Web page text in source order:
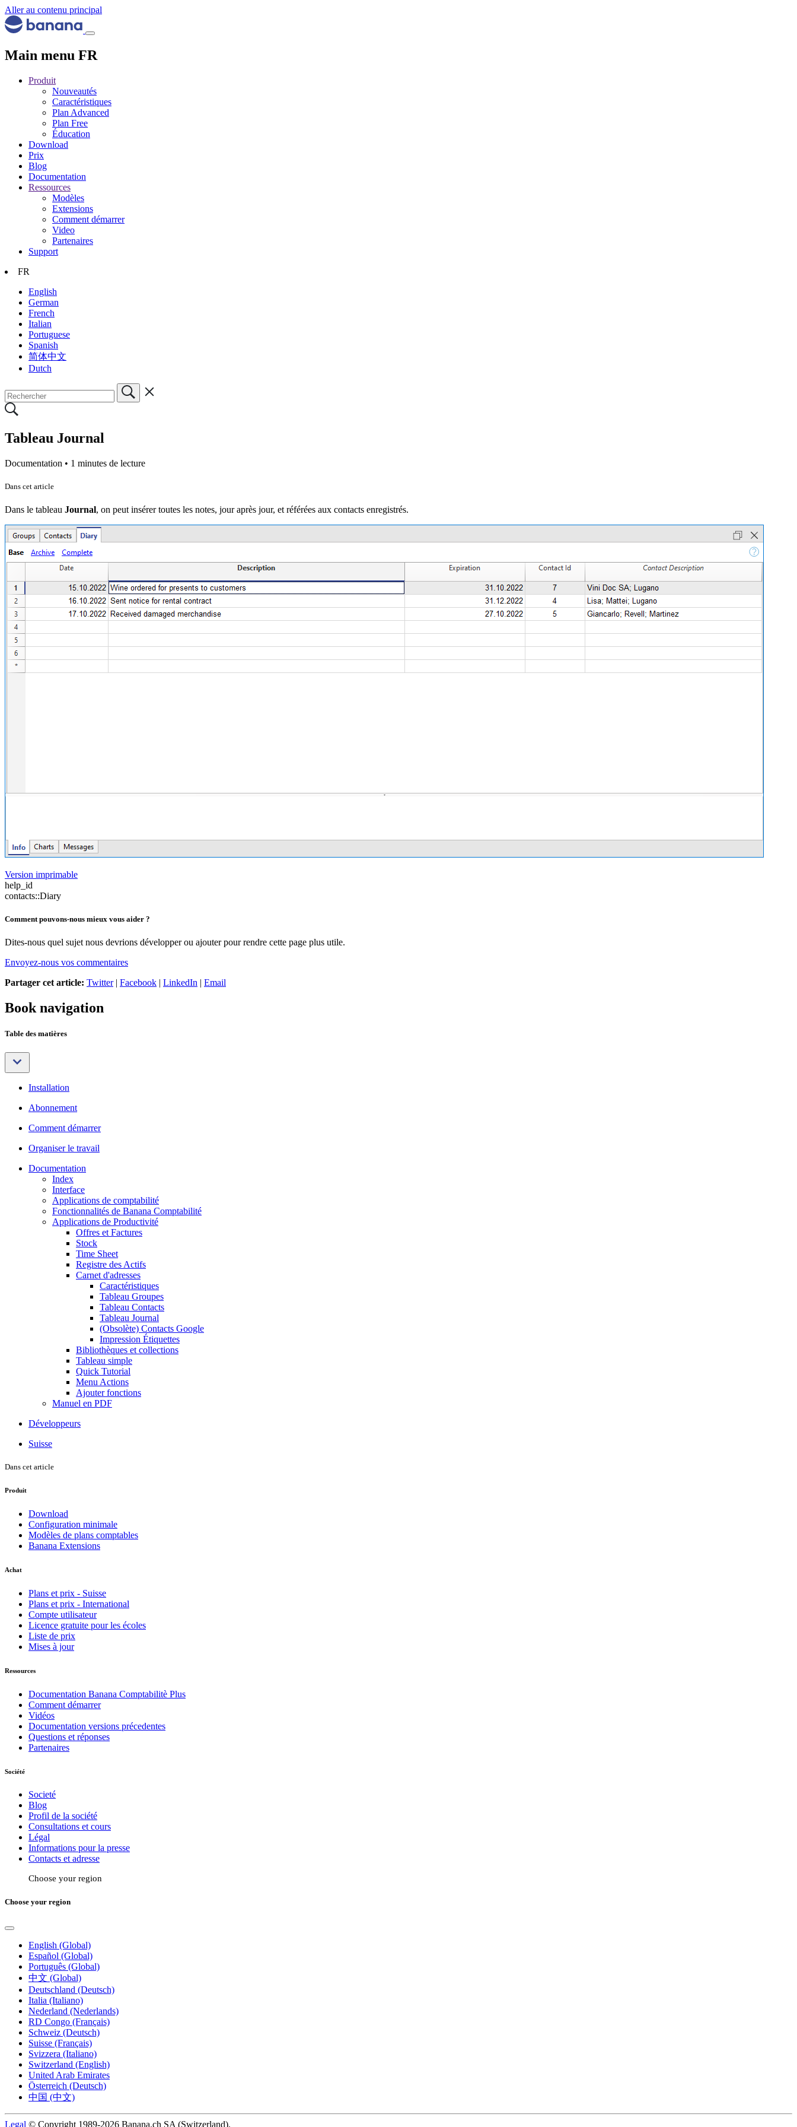
Aller au contenu principal
Main menu FR
Produit
Nouveautés
Caractéristiques
Plan Advanced
Plan Free
Éducation
Download
Prix
Blog
Documentation
Ressources
Modèles
Extensions
Comment démarrer
Video
Partenaires
Support
FR
English
German
French
Italian
Portuguese
Spanish
简体中文
Dutch
Tableau Journal
Documentation • 1 minutes de lecture
Dans cet article
Dans le tableau Journal, on peut insérer toutes les notes, jour après jour, et référées aux contacts enregistrés.
Version imprimable
help_id
contacts::Diary
Comment pouvons-nous mieux vous aider ?
Dites-nous quel sujet nous devrions développer ou ajouter pour rendre cette page plus utile.
Envoyez-nous vos commentaires
Partager cet article: Twitter| Facebook | LinkedIn | Email
Book navigation
Table des matières
Installation
Abonnement
Comment démarrer
Organiser le travail
Documentation
Index
Interface
Applications de comptabilité
Fonctionnalités de Banana Comptabilité
Applications de Productivité
Offres et Factures
Stock
Time Sheet
Registre des Actifs
Carnet d'adresses
Caractéristiques
Tableau Groupes
Tableau Contacts
Tableau Journal
(Obsolète) Contacts Google
Impression Étiquettes
Bibliothèques et collections
Tableau simple
Quick Tutorial
Menu Actions
Ajouter fonctions
Manuel en PDF
Développeurs
Suisse
Dans cet article
Produit
Download
Configuration minimale
Modèles de plans comptables
Banana Extensions
Achat
Plans et prix - Suisse
Plans et prix - International
Compte utilisateur
Licence gratuite pour les écoles
Liste de prix
Mises à jour
Ressources
Documentation Banana Comptabilitè Plus
Comment démarrer
Vidéos
Documentation versions précedentes
Questions et réponses
Partenaires
Société
Societé
Blog
Profil de la société
Consultations et cours
Légal
Informations pour la presse
Contacts et adresse
Choose your region
Choose your region
English (Global)
Español (Global)
Português (Global)
中文 (Global)
Deutschland (Deutsch)
Italia (Italiano)
Nederland (Nederlands)
RD Congo (Français)
Schweiz (Deutsch)
Suisse (Français)
Svizzera (Italiano)
Switzerland (English)
United Arab Emirates
Österreich (Deutsch)
中国 (中文)
Legal © Copyright 1989-2026 Banana.ch SA (Switzerland).